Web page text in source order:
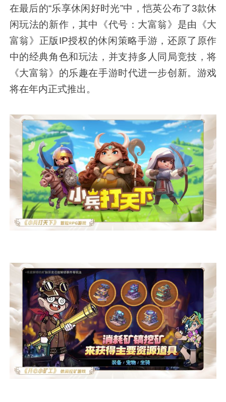
在最后的“乐享休闲好时光”中，恺英公布了3款休
闲玩法的新作，其中《代号：大富翁》是由《大
富翁》正版IP授权的休闲策略手游，还原了原作
中的经典角色和玩法，并支持多人同局竞技，将
《大富翁》的乐趣在手游时代进一步创新。游戏
将在年内正式推出。